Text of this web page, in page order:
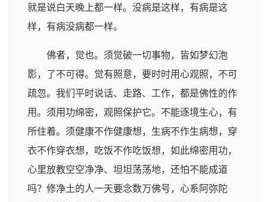
就是说白天晚上都一样。没病是这样，有病是这
样，有病没病都一样。
佛者，觉也。须觉破一切事物，皆如梦幻泡
影，了不可得。觉有照意，要时时用心观照，不可
疏忽。我们平时说话、走路、工作，都是佛性的作
用。须用功绵密，观照保护它。不能逐境生心，有
所住着。须健康不作健康想，生病不作生病想，穿
衣不作穿衣想，吃饭不作吃饭想，如此绵密用功，
心里放教空空净净、坦坦荡荡地，还怕不能成道
吗？修净土的人一天要念数万佛号，心系阿弥陀